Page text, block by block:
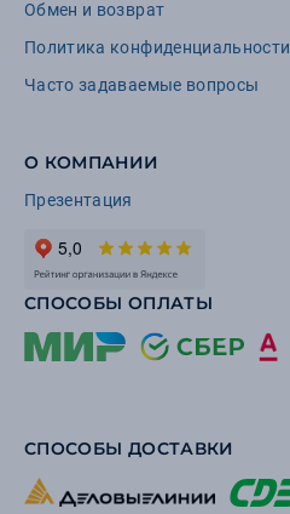
Обмен и возврат
Политика конфиденциальности
Часто задаваемые вопросы
О КОМПАНИИ
Презентация
СПОСОБЫ ОПЛАТЫ
СПОСОБЫ ДОСТАВКИ